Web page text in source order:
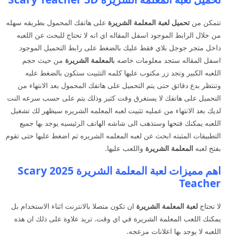
تتمكن من تحميل لعبة المعلمة الشريرة على هاتفك المحمول بطريقه سهله
من خلال الرابط الموجود اسفل المقاله اي انه لا تحتاج للبحث عن اللعبه
داخل متجر جوجل بلاي فقط عليك بالضغط على رابط التحميل الموجود
اسفل المقاله ستجد معلومات خاصه بالمعلمة الشريرة من حيث حجم
اللعبه الكبير وتجد زر مكتوب عليها كلمه التثبيت ستكون بالضغط عليه
وتنتظر بدع دقائق حتى يتم التحميل على هاتفك المحمول بعد الانتهاء من
التحميل على هاتفك لا يستغرق وقت كثير وذلك يتم على حسب سرعه النت
لديك بعد الانتهاء من عمليه تثبيت لعبه المعلمه الشريره سيظهر لك تشغيل
اللعبه يمكنك فتحها وستذهب الى شاشه الهاتف الرئيسيه يوجد بها جميع
التطبيقات المثبته ابحث عن لعبه المعلمه الشريره ثم اضغط عليها حتى تقوم
بفتح لعبه المعلمة الشريرة واللعب عليها.
اهم مميزات لعبة المعلمة الشريرة 2025 Scary
Teacher
لا تحتاج لعبة المعلمة الشريرة ان تكون متصلا بالانترنت اثناء الاستخدام بل
يمكنك اللعب المعلمة الشريرة في اي وقت. تريد علاوة على ذلك ان هذه
اللعبه لا يوجد بها اعلانات مزعجه.